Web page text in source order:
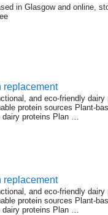
in Glasgow and online,
replacement
and eco-friendly
protein sources Plant-
dairy proteins Plan …
replacement
and eco-friendly
protein sources Plant-
dairy proteins Plan …